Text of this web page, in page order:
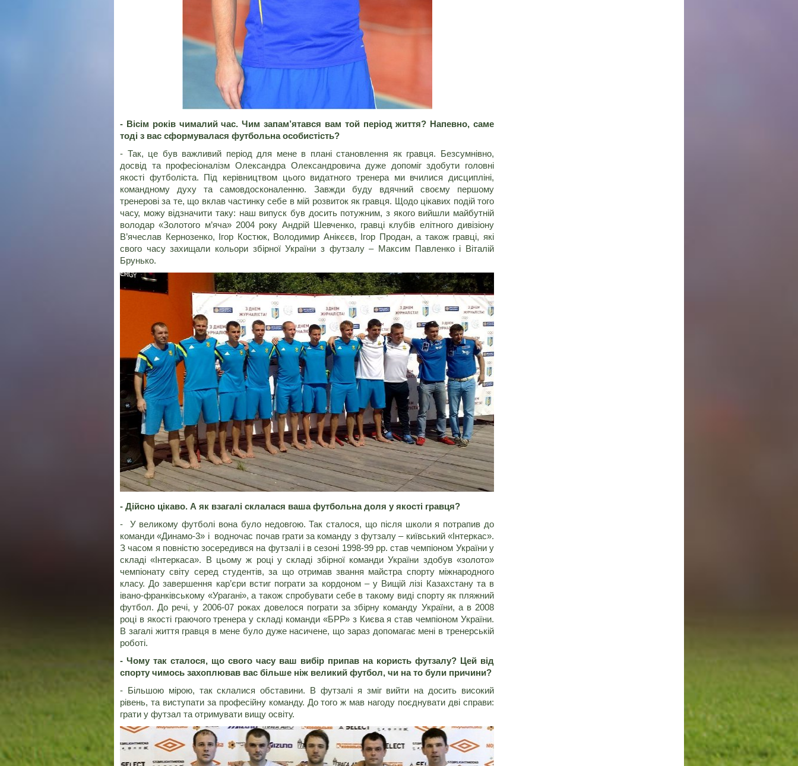
- Вісім років чималий час. Чим запам’ятався вам той період життя? Напевно, саме
тоді з вас сформувалася футбольна особистість?
- Так, це був важливий період для мене в плані становлення як гравця. Безсумнівно,
досвід та професіоналізм Олександра Олександровича дуже допоміг здобути головні
якості футболіста. Під керівництвом цього видатного тренера ми вчилися дисципліні,
командному духу та самовдосконаленню. Завжди буду вдячний своєму першому
тренерові за те, що вклав частинку себе в мій розвиток як гравця. Щодо цікавих подій того
часу, можу відзначити таку: наш випуск був досить потужним, з якого вийшли майбутній
володар «Золотого м’яча» 2004 року Андрій Шевченко, гравці клубів елітного дивізіону
В’ячеслав Кернозенко, Ігор Костюк, Володимир Анікєєв, Ігор Продан, а також гравці, які
свого часу захищали кольори збірної України з футзалу – Максим Павленко і Віталій
Брунько.
- Дійсно цікаво. А як взагалі склалася ваша футбольна доля у якості гравця?
- У великому футболі вона було недовгою. Так сталося, що після школи я потрапив до
команди «Динамо-3» і водночас почав грати за команду з футзалу – київський «Інтеркас».
З часом я повністю зосередився на футзалі і в сезоні 1998-99 рр. став чемпіоном України у
складі «Інтеркаса». В цьому ж році у складі збірної команди України здобув «золото»
чемпіонату світу серед студентів, за що отримав звання майстра спорту міжнародного
класу. До завершення кар’єри встиг пограти за кордоном – у Вищій лізі Казахстану та в
івано-франківському «Урагані», а також спробувати себе в такому виді спорту як пляжний
футбол. До речі, у 2006-07 роках довелося пограти за збірну команду України, а в 2008
році в якості граючого тренера у складі команди «БРР» з Києва я став чемпіоном України.
В загалі життя гравця в мене було дуже насичене, що зараз допомагає мені в тренерській
роботі.
- Чому так сталося, що свого часу ваш вибір припав на користь футзалу? Цей від
спорту чимось захоплював вас більше ніж великий футбол, чи на то були причини?
- Більшою мірою, так склалися обставини. В футзалі я зміг вийти на досить високий
рівень, та виступати за професійну команду. До того ж мав нагоду поєднувати дві справи:
грати у футзал та отримувати вищу освіту.